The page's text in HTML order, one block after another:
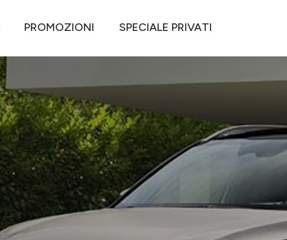
PROMOZIONI SPECIALE PRIVATI
Sorento KIA SORENTO 2.2 CRDI AUTO 2WD BUSINESS